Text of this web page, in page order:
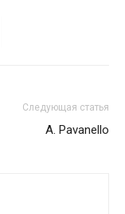
Следующая статья
A. Pavanello